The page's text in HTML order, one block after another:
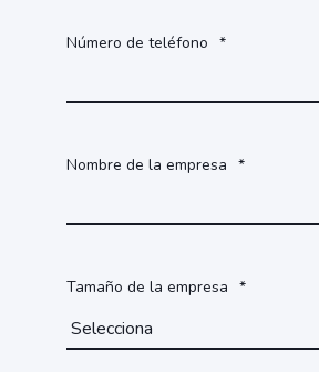
Número de teléfono *
Nombre de la empresa *
Tamaño de la empresa *